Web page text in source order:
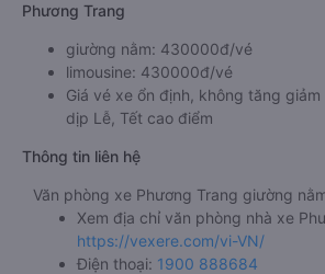
Phương Trang
giường nằm: 430000đ/vé
limousine: 430000đ/vé
Giá vé xe ổn định, không tăng
dịp Lễ, Tết cao điểm
Thông tin liên hệ
Văn phòng xe Phương Trang giường
Xem địa chỉ văn phòng nhà xe
https://vexere.com/vi-VN/
Điện thoại: 1900 888684